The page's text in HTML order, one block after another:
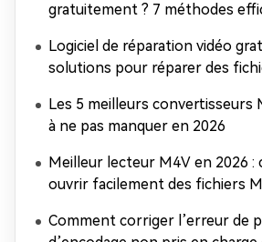
gratuitement ? 7 méthodes
Logiciel de réparation vidéo
solutions pour réparer des
Les 5 meilleurs convertisseurs
à ne pas manquer en 2026
Meilleur lecteur M4V en 2026 :
ouvrir facilement des fichiers
Comment corriger l’erreur de